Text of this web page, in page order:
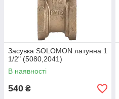
Засувка SOLOMON латунна 1
1/2" (5080,2041)
В наявності
540 ₴